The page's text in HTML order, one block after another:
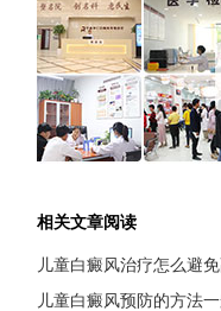
相关文章阅读
儿童白癜风治疗怎么避
儿童白癜风预防的方法